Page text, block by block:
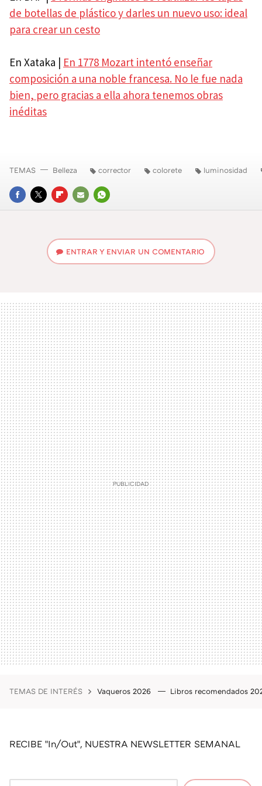
de botellas de plástico y darles un nuevo uso: ideal
para crear un cesto
En Xataka | En 1778 Mozart intentó enseñar
composición a una noble francesa. No le fue nada
bien, pero gracias a ella ahora tenemos obras
inéditas
FACEBOOK
TWITTERFLIPBOARD
E-
WHATSAPP
TEMAS Belleza corrector colorete luminosidad
ENTRAR Y ENVIAR UN COMENTARIO
TEMAS DE INTERÉS Vaqueros 2026 Libros recomendados
RECIBE "In/Out", NUESTRA NEWSLETTER SEMANAL